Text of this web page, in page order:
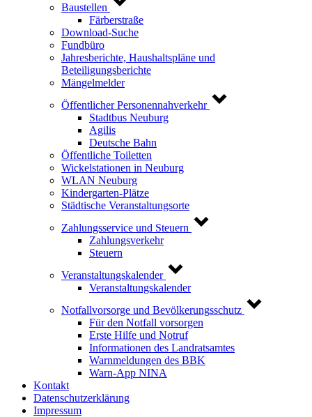
Baustellen
Färberstraße
Download-Suche
Fundbüro
Jahresberichte, Haushaltspläne und
Beteiligungsberichte
Mängelmelder
Öffentlicher Personennahverkehr
Stadtbus Neuburg
Agilis
Deutsche Bahn
Öffentliche Toiletten
Wickelstationen in Neuburg
WLAN Neuburg
Kindergarten-Plätze
Städtische Veranstaltungsorte
Zahlungsservice und Steuern
Zahlungsverkehr
Steuern
Veranstaltungskalender
Veranstaltungskalender
Notfallvorsorge und Bevölkerungsschutz
Für den Notfall vorsorgen
Erste Hilfe und Notruf
Informationen des Landratsamtes
Warnmeldungen des BBK
Warn-App NINA
Kontakt
Datenschutzerklärung
Impressum